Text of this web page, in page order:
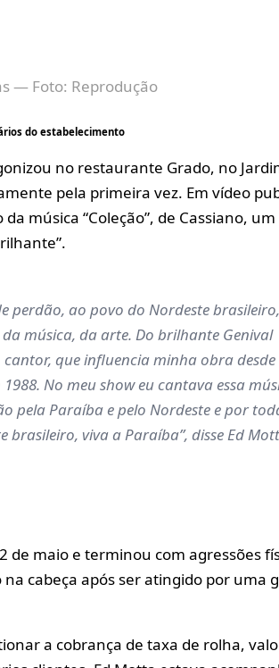
— Foto: Reprodução
do estabelecimento
no restaurante Grado, no
pela primeira vez. Em vídeo
música “Coleção”, de Cassiano, um
perdão, ao povo do Nordeste brasileiro,
música, da arte. Do brilhante Genival
que influencia minha obra desde
No meu show eu cantava essa
pela Paraíba e pelo Nordeste e por
viva a Paraíba”, disse Ed
de maio e terminou com agressões
cabeça após ser atingido por uma
a cobrança de taxa de rolha,